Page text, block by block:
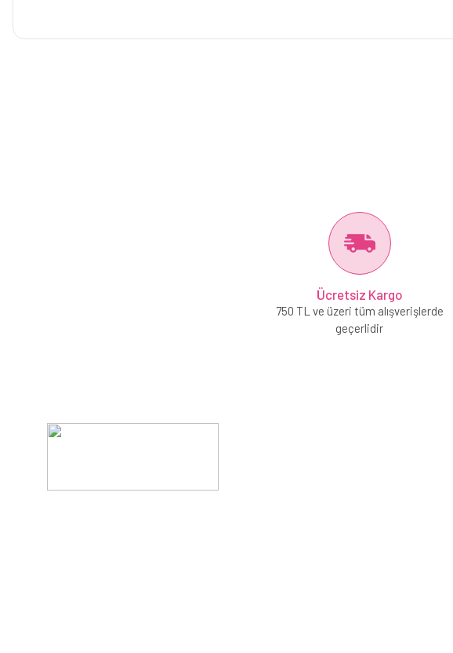
Ücretsiz Kargo
750 TL ve üzeri tüm alışverişlerde
geçerlidir